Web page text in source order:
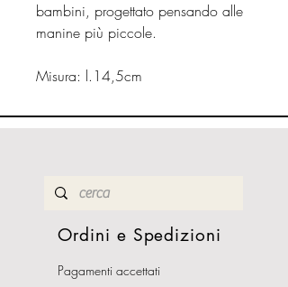
bambini, progettato pensando alle
manine più piccole.
Misura: l.14,5cm
Ordini e Spedizioni
Pagamenti accettati